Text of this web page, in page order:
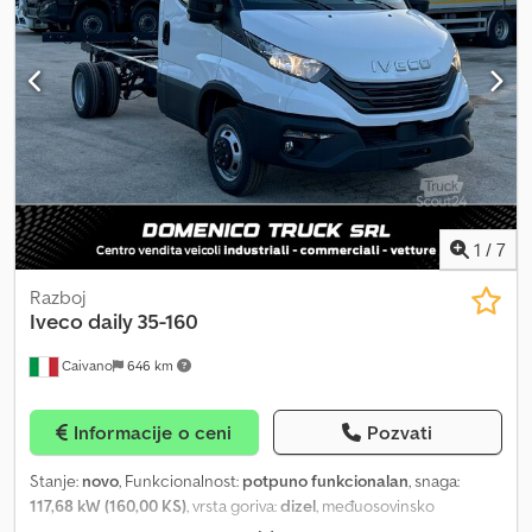
1 / 7
Caivano 646 km
Razboj
Ivecodaily 35-160
Informacije o ceni Pozvati
Stanje: novo, Funkcionalnost: potpuno funkcionalan, snaga:
117,68 kW (160,00 KS), vrsta goriva:dizel, međuosovinsko